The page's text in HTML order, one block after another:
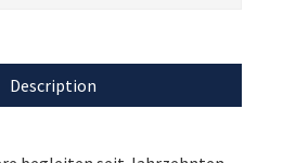
Description